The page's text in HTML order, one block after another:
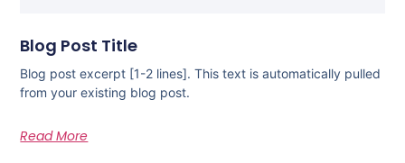
Blog Post Title
Blog post excerpt [1-2 lines]. This text is automatically pulled
from your existing blog post.
Read More